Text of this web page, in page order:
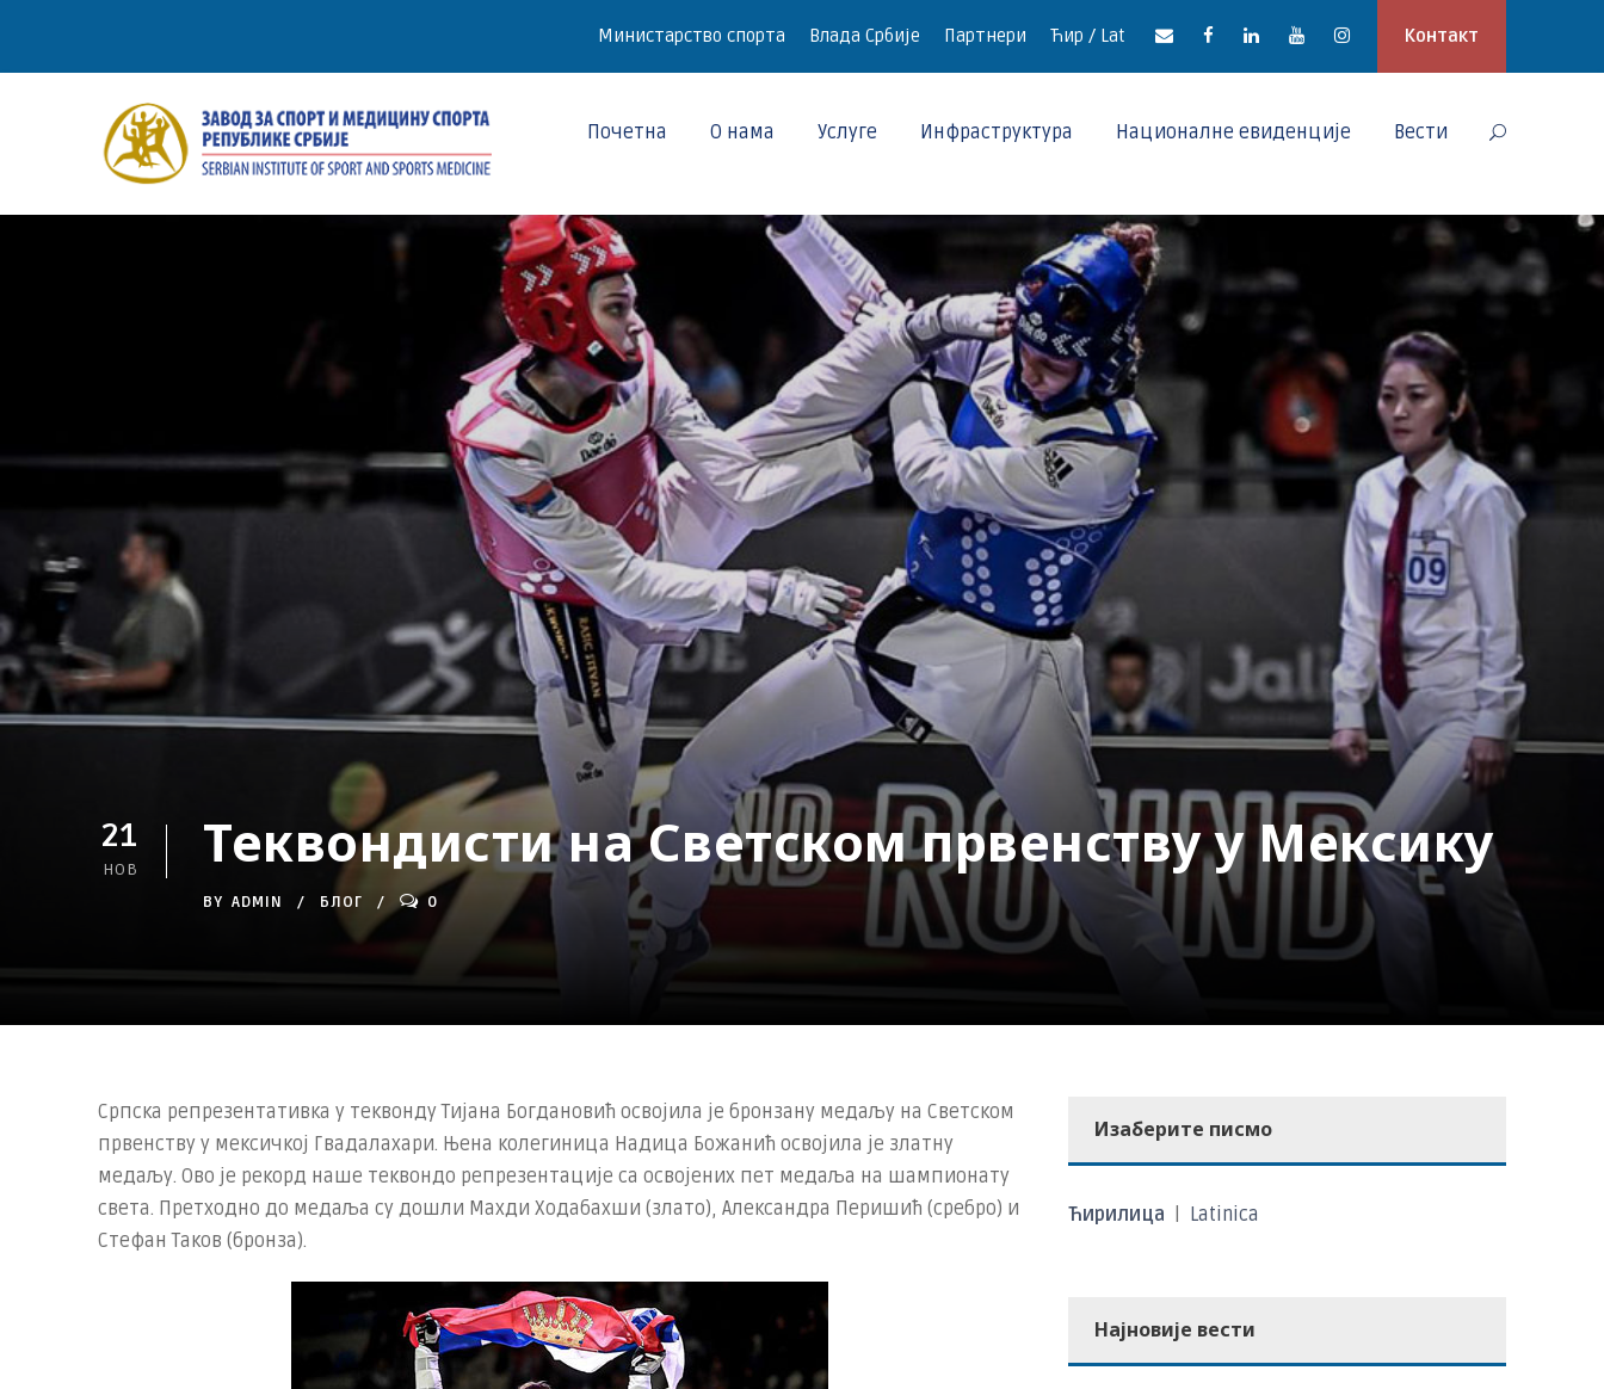
Министарство спорта Влада Србије Партнери Ћир / Lat Контакт
Почетна О нама Услуге Инфраструктура Националне евиденције Вести
21
НОВ Теквондисти на Светском првенству у Мексику
BY ADMIN БЛОГ 0
Српска репрезентативка у теквонду Тијана Богдановић освојила је бронзану медаљу на Светском
првенству у мексичкој Гвадалахари. Њена колегиница Надица Божанић освојила је златну
медаљу. Ово је рекорд наше теквондо репрезентације са освојених пет медаља на шампионату
света. Претходно до медаља су дошли Махди Ходабахши (злато), Александра Перишић (сребро) и
Стефан Таков (бронзa).
Изаберите писмо
Ћирилица Latinica
Најновије вести